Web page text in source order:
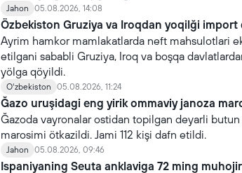
Jahon 05.08.2026, 14:08
Özbekiston Gruziya va Iroqdan yoqilği import
Ayrim hamkor mamlakatlarda neft mahsulotlari
etilgani sababli Gruziya, Iroq va boşqa
yölga qöyildi.
Oʻzbekiston 05.08.2026, 11:24
Ğazo uruşidagi eng yirik ommaviy janoza
Ğazoda vayronalar ostidan topilgan deyarli
marosimi ötkazildi. Jami 112 kişi dafn etildi.
Jahon 05.08.2026, 09:46
Ispaniyaning Seuta anklaviga 72 ming